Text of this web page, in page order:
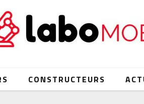
CONSTRUCTEURS